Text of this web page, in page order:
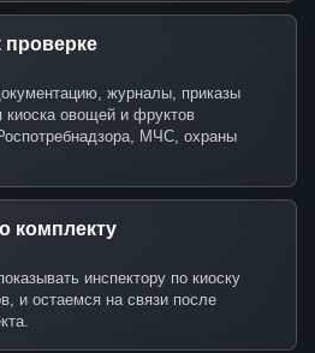
проверке
журналы, приказы
киоска овощей и фруктов
МЧС, охраны
комплекту
инспектору по киоску
и остаемся на связи после